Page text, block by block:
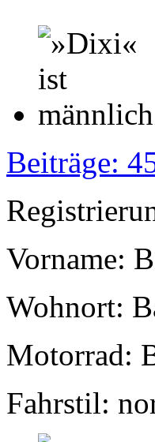
Beiträge:
Vorname:
Wohnort:
Motorrad:
Fahrstil: